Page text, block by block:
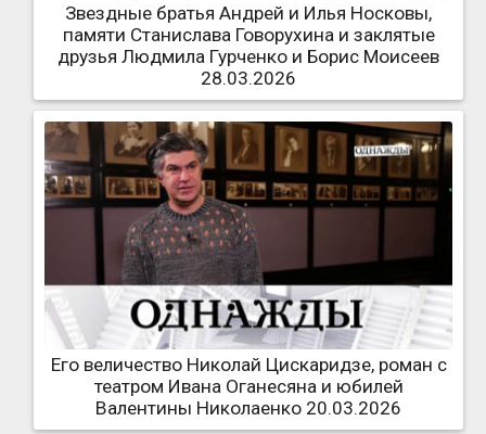
Звездные братья Андрей и Илья Носковы,
памяти Станислава Говорухина и заклятые
друзья Людмила Гурченко и Борис Моисеев
28.03.2026
Его величество Николай Цискаридзе, роман с
театром Ивана Оганесяна и юбилей
Валентины Николаенко 20.03.2026